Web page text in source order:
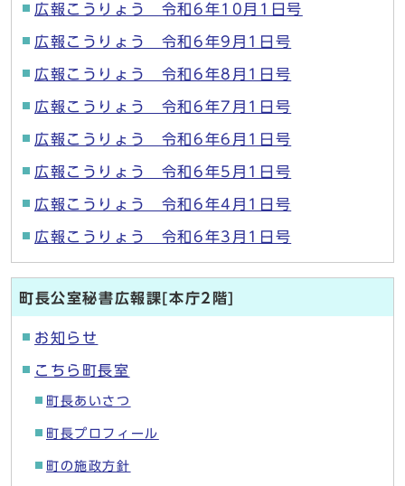
広報こうりょう 令和6年10月1日号
広報こうりょう 令和6年9月1日号
広報こうりょう 令和6年8月1日号
広報こうりょう 令和6年7月1日号
広報こうりょう 令和6年6月1日号
広報こうりょう 令和6年5月1日号
広報こうりょう 令和6年4月1日号
広報こうりょう 令和6年3月1日号
町長公室秘書広報課[本庁2階]
お知らせ
こちら町長室
町長あいさつ
町長プロフィール
町の施政方針